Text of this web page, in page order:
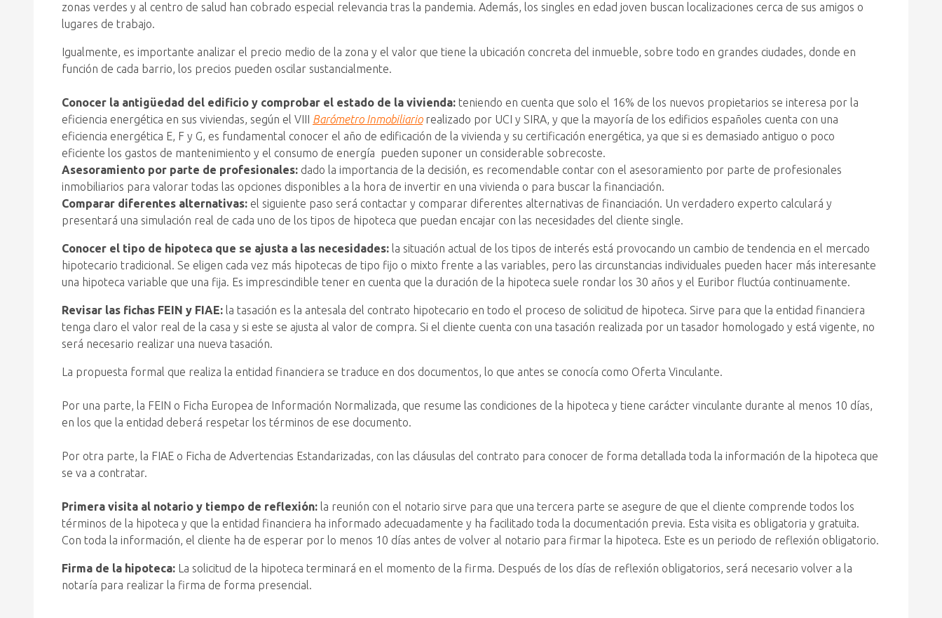
zonas verdes y al centro de salud han cobrado especial relevancia tras la pandemia. Además, los singles en edad joven buscan localizaciones cerca de sus amigos o
lugares de trabajo.
Igualmente, es importante analizar el precio medio de la zona y el valor que tiene la ubicación concreta del inmueble, sobre todo en grandes ciudades, donde en
función de cada barrio, los precios pueden oscilar sustancialmente.
Conocer la antigüedad del edificio y comprobar el estado de la vivienda: teniendo en cuenta que solo el 16% de los nuevos propietarios se interesa por la
eficiencia energética en sus viviendas, según el VIII Barómetro Inmobiliariorealizado por UCI y SIRA, y que la mayoría de los edificios españoles cuenta con una
eficiencia energética E, F y G, es fundamental conocer el año de edificación de la vivienda y su certificación energética, ya que si es demasiado antiguo o poco
eficiente los gastos de mantenimiento y el consumo de energía pueden suponer un considerable sobrecoste.
Asesoramiento por parte de profesionales: dado la importancia de la decisión, es recomendable contar con el asesoramiento por parte de profesionales
inmobiliarios para valorar todas las opciones disponibles a la hora de invertir en una vivienda o para buscar la financiación.
Comparar diferentes alternativas: el siguiente paso será contactar y comparar diferentes alternativas de financiación. Un verdadero experto calculará y
presentará una simulación real de cada uno de los tipos de hipoteca que puedan encajar con las necesidades del cliente single.
Conocer el tipo de hipoteca que se ajusta a las necesidades: la situación actual de los tipos de interés está provocando un cambio de tendencia en el mercado
hipotecario tradicional. Se eligen cada vez más hipotecas de tipo fijo o mixto frente a las variables, pero las circunstancias individuales pueden hacer más interesante
una hipoteca variable que una fija. Es imprescindible tener en cuenta que la duración de la hipoteca suele rondar los 30 años y el Euribor fluctúa continuamente.
Revisar las fichas FEIN y FIAE: la tasación es la antesala del contrato hipotecario en todo el proceso de solicitud de hipoteca. Sirve para que la entidad financiera
tenga claro el valor real de la casa y si este se ajusta al valor de compra. Si el cliente cuenta con una tasación realizada por un tasador homologado y está vigente, no
será necesario realizar una nueva tasación.
La propuesta formal que realiza la entidad financiera se traduce en dos documentos, lo que antes se conocía como Oferta Vinculante.
Por una parte, la FEIN o Ficha Europea de Información Normalizada, que resume las condiciones de la hipoteca y tiene carácter vinculante durante al menos 10 días,
en los que la entidad deberá respetar los términos de ese documento.
Por otra parte, la FIAE o Ficha de Advertencias Estandarizadas, con las cláusulas del contrato para conocer de forma detallada toda la información de la hipoteca que
se va a contratar.
Primera visita al notario y tiempo de reflexión: la reunión con el notario sirve para que una tercera parte se asegure de que el cliente comprende todos los
términos de la hipoteca y que la entidad financiera ha informado adecuadamente y ha facilitado toda la documentación previa. Esta visita es obligatoria y gratuita.
Con toda la información, el cliente ha de esperar por lo menos 10 días antes de volver al notario para firmar la hipoteca. Este es un periodo de reflexión obligatorio.
Firma de la hipoteca: La solicitud de la hipoteca terminará en el momento de la firma. Después de los días de reflexión obligatorios, será necesario volver a la
notaría para realizar la firma de forma presencial.